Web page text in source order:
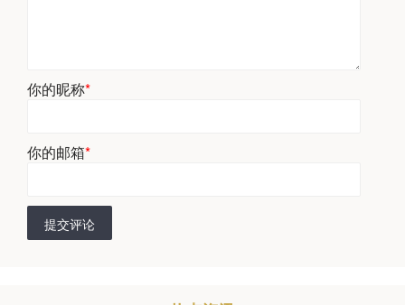
你的昵称*
你的邮箱*
提交评论